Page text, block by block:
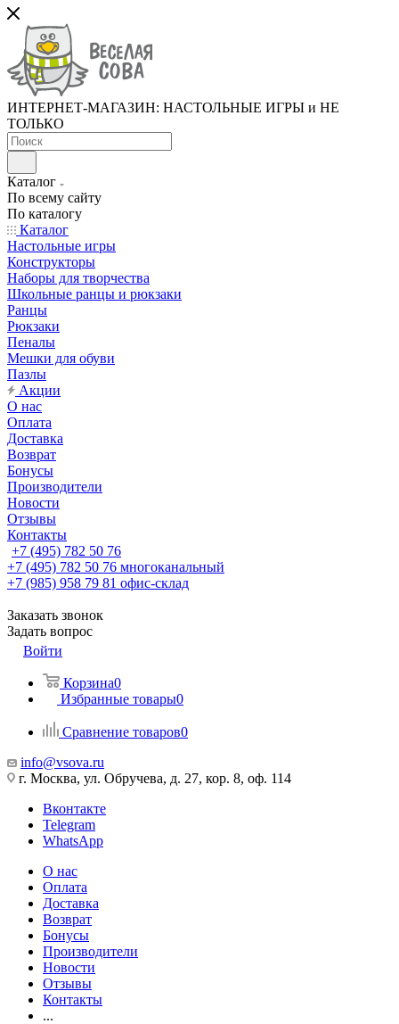
ИНТЕРНЕТ-МАГАЗИН: НАСТОЛЬНЫЕ ИГРЫ и НЕ
ТОЛЬКО
Каталог
По всему сайту
По каталогу
Каталог
Настольные игры
Конструкторы
Наборы для творчества
Школьные ранцы и рюкзаки
Ранцы
Рюкзаки
Пеналы
Мешки для обуви
Пазлы
Акции
О нас
Оплата
Доставка
Возврат
Бонусы
Производители
Новости
Отзывы
Контакты
+7 (495) 782 50 76
+7 (495) 782 50 76 многоканальный
+7 (985) 958 79 81 офис-склад
Заказать звонок
Задать вопрос
Войти
Корзина0
Избранные товары0
Сравнение товаров0
info@vsova.ru
г. Москва, ул. Обручева, д. 27, кор. 8, оф. 114
Вконтакте
Telegram
WhatsApp
О нас
Оплата
Доставка
Возврат
Бонусы
Производители
Новости
Отзывы
Контакты
...